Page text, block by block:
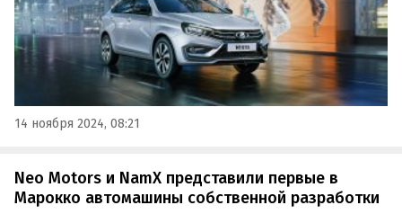
14 ноября 2024, 08:21
Neo Motors и NamX представили первые в
Марокко автомашины собственной разработки